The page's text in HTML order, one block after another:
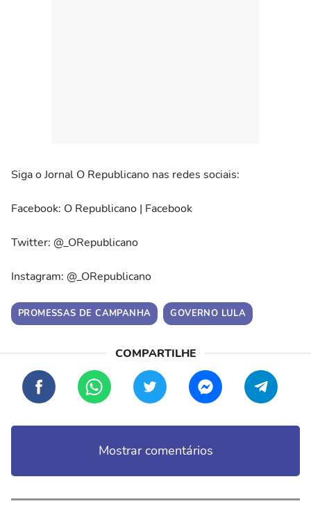
Siga o Jornal O Republicano nas redes sociais:
Facebook: O Republicano | Facebook
Twitter: @_ORepublicano
Instagram: @_ORepublicano
PROMESSAS DE CAMPANHA GOVERNO LULA
Mostrar comentários